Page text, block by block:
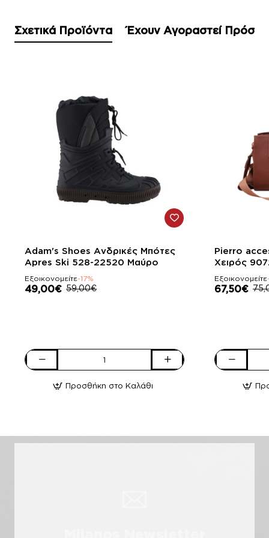
Σχετικά Προϊόντα Έχουν Αγοραστεί
-17%
Adam's Shoes Ανδρικές Μπότες
Apres Ski 528-22520 Μαύρο
Εξοικονομείτε-17%
49,00€ 59,00€
Adam's
Ανδρικές
22520
Προσθήκη στο Καλάθι
-10%
Pierro
Χειρός
Εξοικονομείτε
67,50€
Pierro
Τσάντα